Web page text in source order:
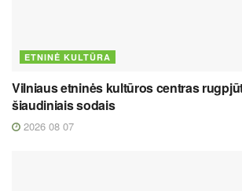
ETNINĖ KULTŪRA
Vilniaus etninės kultūros centras
šiaudiniais sodais
2026 08 07